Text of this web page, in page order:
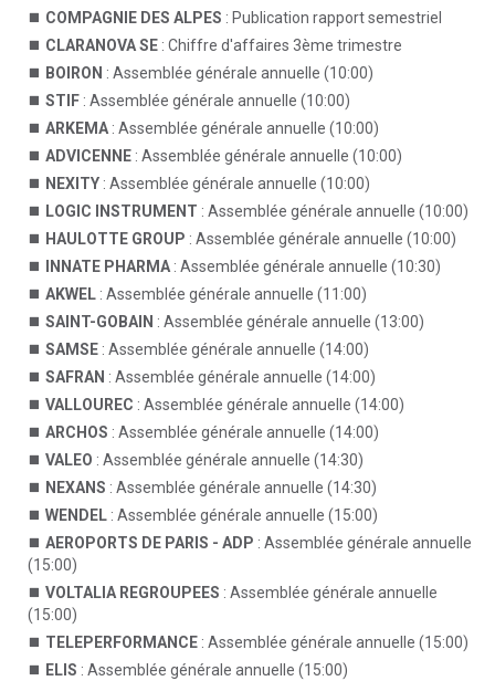
COMPAGNIE DES ALPES : Publication rapport semestriel
CLARANOVA SE : Chiffre d'affaires 3ème trimestre
BOIRON : Assemblée générale annuelle (10:00)
STIF : Assemblée générale annuelle (10:00)
ARKEMA : Assemblée générale annuelle (10:00)
ADVICENNE : Assemblée générale annuelle (10:00)
NEXITY : Assemblée générale annuelle (10:00)
LOGIC INSTRUMENT : Assemblée générale annuelle (10:00)
HAULOTTE GROUP : Assemblée générale annuelle (10:00)
INNATE PHARMA : Assemblée générale annuelle (10:30)
AKWEL : Assemblée générale annuelle (11:00)
SAINT-GOBAIN : Assemblée générale annuelle (13:00)
SAMSE : Assemblée générale annuelle (14:00)
SAFRAN : Assemblée générale annuelle (14:00)
VALLOUREC : Assemblée générale annuelle (14:00)
ARCHOS : Assemblée générale annuelle (14:00)
VALEO : Assemblée générale annuelle (14:30)
NEXANS : Assemblée générale annuelle (14:30)
WENDEL : Assemblée générale annuelle (15:00)
AEROPORTS DE PARIS - ADP : Assemblée générale annuelle
(15:00)
VOLTALIA REGROUPEES : Assemblée générale annuelle
(15:00)
TELEPERFORMANCE : Assemblée générale annuelle (15:00)
ELIS : Assemblée générale annuelle (15:00)